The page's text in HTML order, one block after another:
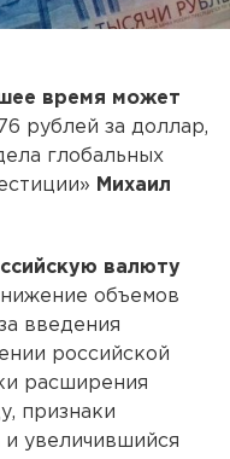
время может
рублей за доллар,
глобальных
Михаил
валюту
объемов
введения
российской
расширения
признаки
увеличившийся